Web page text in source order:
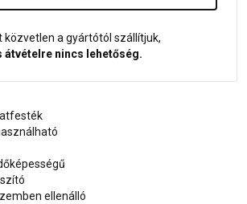
közvetlen a gyártótól szállítjuk,
átvételre nincs lehetőség.
ellenálló